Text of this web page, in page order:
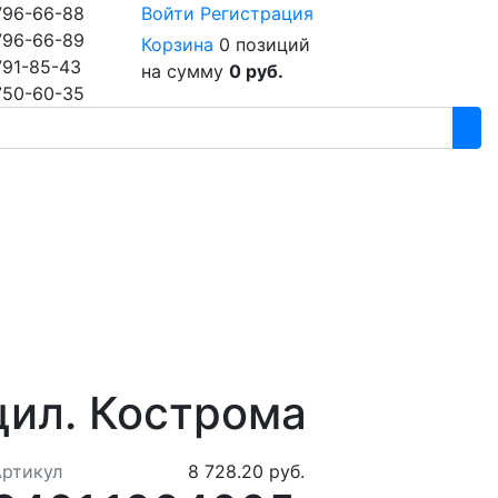
66-88
66-89
85-43
60-35
Войти Регистрация
Корзина 0 позиций
на сумму 0 руб.
Кострома
8 728.20 руб.